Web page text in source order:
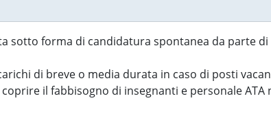
sotto forma di candidatura spontanea da parte di
di breve o media durata in caso di posti
il fabbisogno di insegnanti e personale ATA